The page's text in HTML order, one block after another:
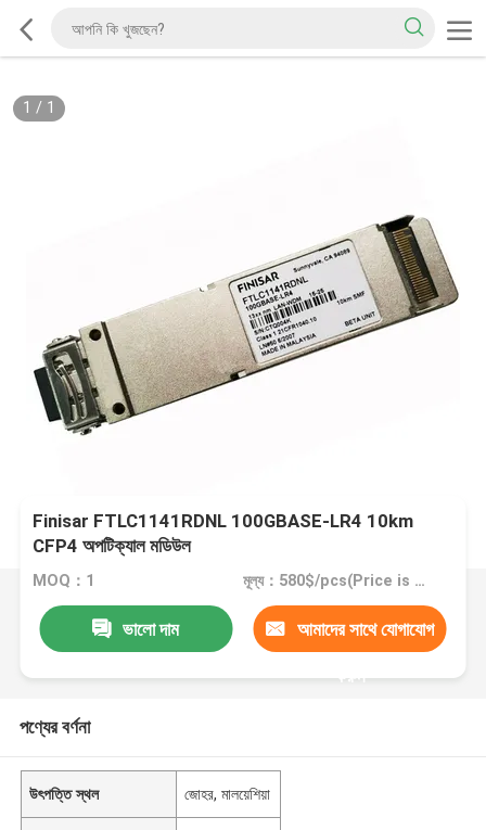
1 / 1
Finisar FTLC1141RDNL 100GBASE-LR4 10km
CFP4 অপটিক্যাল মডিউল
MOQ：1 মূল্য：580$/pcs(Price is negotiable)
ভালো দাম আমাদের সাথে যোগাযোগ
করুন
পণ্যের বর্ণনা
উৎপত্তি স্থল জোহর, মালয়েশিয়া